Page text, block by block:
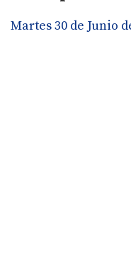
Martes 30 de Junio